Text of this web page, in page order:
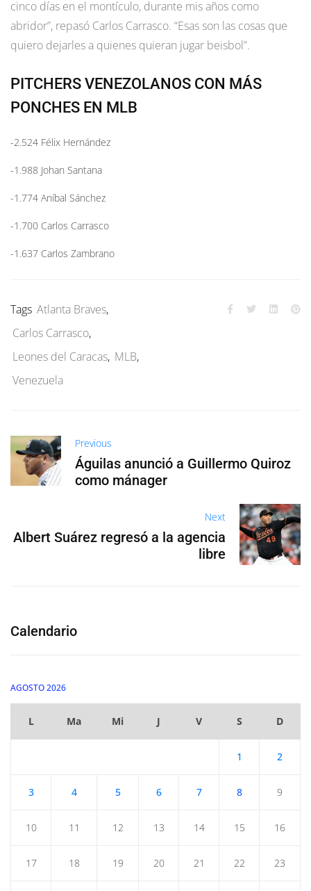
cinco días en el montículo, durante mis años como
abridor”, repasó Carlos Carrasco. “Esas son las cosas que
quiero dejarles a quienes quieran jugar beisbol”.
PITCHERS VENEZOLANOS CON MÁS
PONCHES EN MLB
-2.524 Félix Hernández
-1.988 Johan Santana
-1.774 Aníbal Sánchez
-1.700 Carlos Carrasco
-1.637 Carlos Zambrano
Tags Atlanta Braves,
Carlos Carrasco,
Leones del Caracas, MLB,
Venezuela
Previous
Águilas anunció a Guillermo Quiroz
como mánager
Next
Albert Suárez regresó a la agencia
libre
Calendario
AGOSTO 2026
L Ma Mi J V S D
1 2
3 4 5 6 7 8 9
10 11 12 13 14 15 16
17 18 19 20 21 22 23